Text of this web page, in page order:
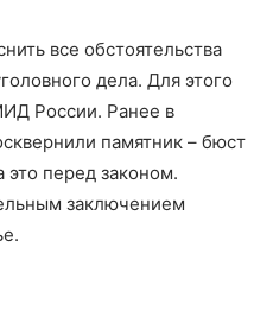
все обстоятельства
дела. Для этого
России. Ранее в
памятник – бюст
это перед законом.
заключением